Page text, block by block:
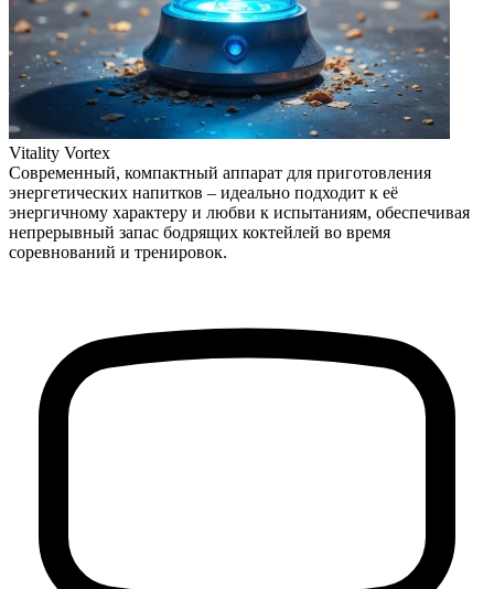
Vitality Vortex
Современный, компактный аппарат для приготовления
энергетических напитков – идеально подходит к её
энергичному характеру и любви к испытаниям, обеспечивая
непрерывный запас бодрящих коктейлей во время
соревнований и тренировок.